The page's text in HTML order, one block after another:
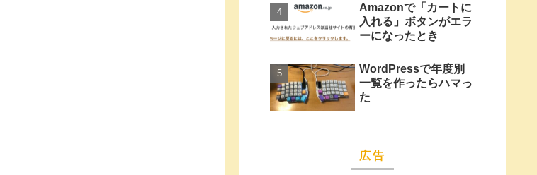
Amazonで「カートに
入れる」ボタンがエラ
ーになったとき
WordPressで年度別
一覧を作ったらハマっ
た
広告